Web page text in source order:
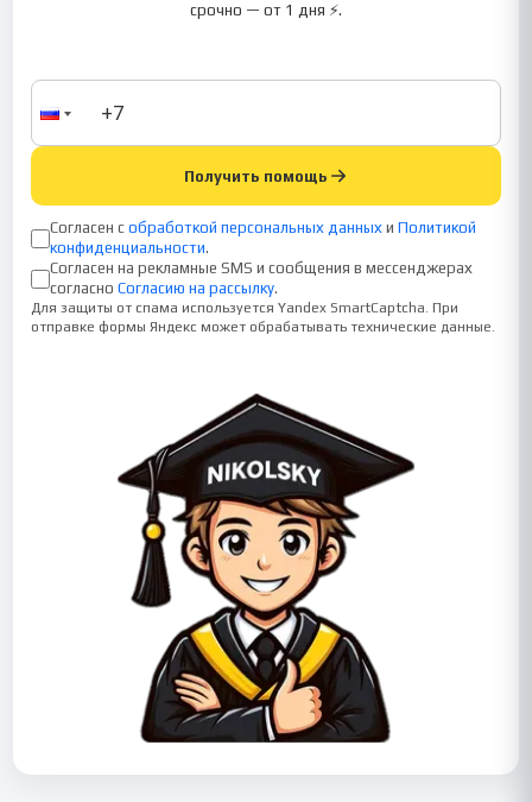
срочно — от 1 дня ⚡.
Получить помощь
Согласен с обработкой персональных данных и Политикой
конфиденциальности.
Согласен на рекламные SMS и сообщения в мессенджерах
согласно Согласию на рассылку.
Для защиты от спама используется Yandex SmartCaptcha. При
отправке формы Яндекс может обрабатывать технические данные.